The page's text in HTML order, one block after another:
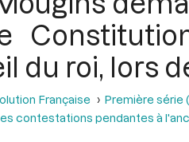
du roi, lors
Française Première série
contestations pendantes à